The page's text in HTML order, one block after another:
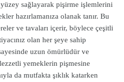
sağlayarak pişirme işlemlerini
hazırlamanıza olanak tanır. Bu
ve tavaları içerir, böylece çeşitli
olan her şeye sahip
uzun ömürlüdür ve
yemeklerin pişmesine
da mutfakta şıklık katarken